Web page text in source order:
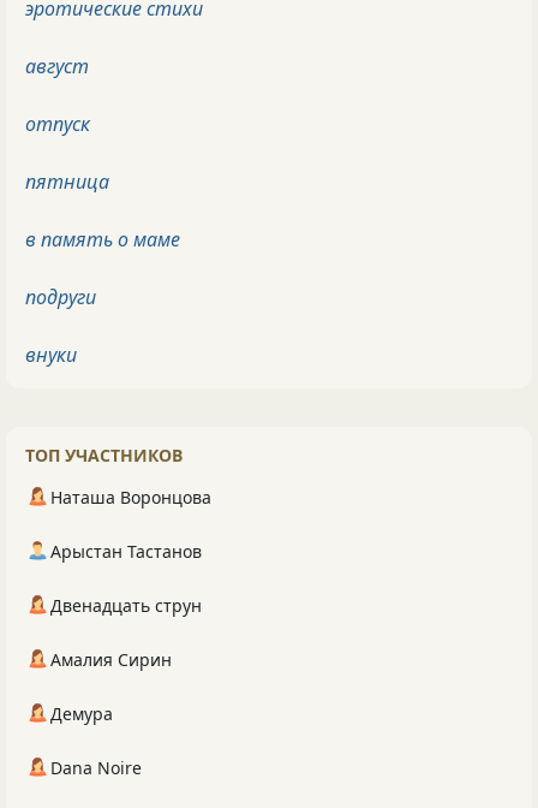
эротические стихи
август
отпуск
пятница
в память о маме
подруги
внуки
ТОП УЧАСТНИКОВ
Наташа Воронцова
Арыстан Тастанов
Двенадцать струн
Амалия Сирин
Демура
Dana Noire